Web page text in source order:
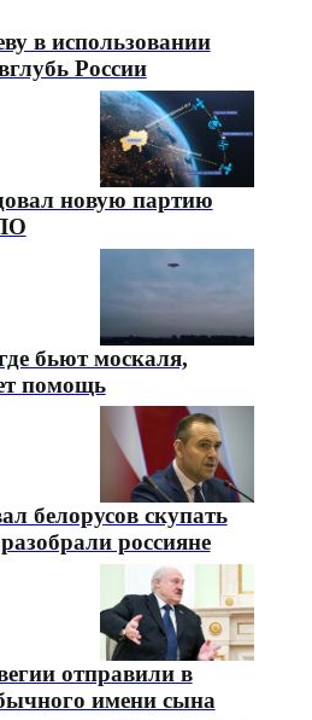
в использовании
России
новую партию
бьют москаля,
помощь
белорусов скупать
россияне
отправили в
имени сына